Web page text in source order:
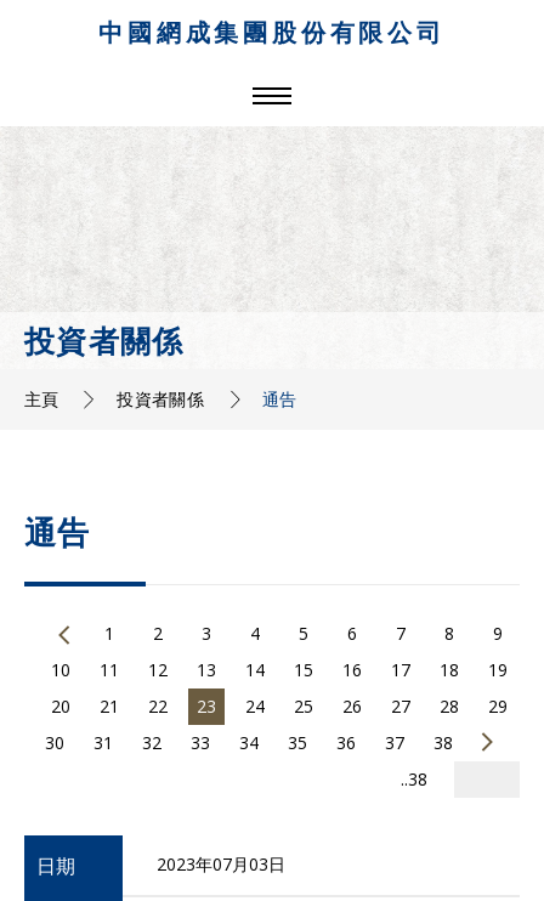
中國網成集團股份有限公司
投資者關係
主頁 投資者關係 通告
通告
1 2 3 4 5 6 7 8
9
10
11 12 13 14 15 16 17 18
19
20
21 22 23 24 25 26 27 28
29
30
31 32 33 34 35 36 37
38
..38
日期 2023年07月03日